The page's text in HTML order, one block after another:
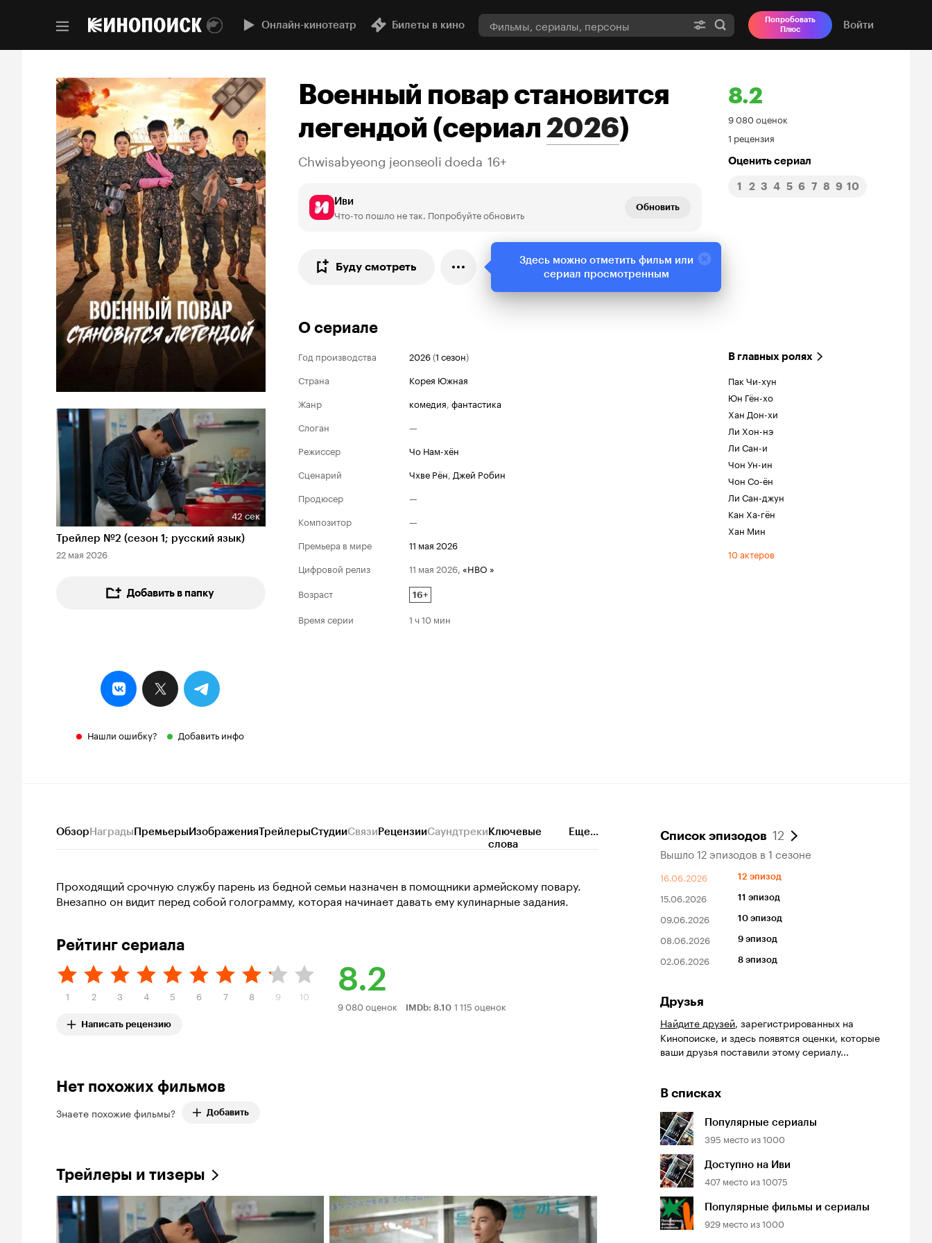
Онлайн-кинотеатр Билеты в кино
Попробовать
Плюс
Войти
Длительность 42 сек
42 сек
Трейлер №2 (сезон 1; русский язык)
22 мая 2026
Добавить в папку
Нашли ошибку? Добавить инфо
Военный повар становится
легендой (сериал2026)
Chwisabyeong jeonseoli doeda 16+
Иви
Что-то пошло не так. Попробуйте обновить
Обновить
Буду смотреть
8.2
Рейтинг
Кинопоиска
8.2
9 080 оценок
1 рецензия
Оценить сериал
1 2 3 4 5 6 7 8 9 10
О сериале
Год производства 2026(1 сезон)
Страна
Корея Южная
Жанр
комедия, фантастика
Слоган
—
Режиссер
Чо Нам-хён
Сценарий
Чхве Рён, Джей Робин
Продюсер
—
Композитор
—
Премьера в мире
11 мая 2026
Цифровой релиз
11 мая 2026, «HBO »
Возраст
16+
Время серии 1 ч 10 мин
В главных ролях
Пак Чи-хун
Юн Гён-хо
Хан Дон-хи
Ли Хон-нэ
Ли Сан-и
Чон Ун-ин
Чон Со-ён
Ли Сан-джун
Кан Ха-гён
Хан Мин
10 актеров
ОбзорНаградыПремьерыИзображенияТрейлерыСтудииСвязиРецензииСаундтрекиКлючевые
слова
Еще...
Проходящий срочную службу парень из бедной семьи назначен в помощники армейскому повару.
Внезапно он видит перед собой голограмму, которая начинает давать ему кулинарные задания.
Рейтинг сериала
1 2 3 4 5 6 7 8 9 10
Написать рецензию
8.2
Рейтинг
9 080 оценок IMDb: 8.10 1 115 оценок
Нет похожих фильмов
Знаете похожие фильмы? Добавить
Трейлеры и тизеры
Список эпизодов 12
Вышло 12 эпизодов в 1 сезоне
16.06.2026 12 эпизод
15.06.2026 11 эпизод
09.06.2026 10 эпизод
08.06.2026 9 эпизод
02.06.2026 8 эпизод
Друзья
Найдите друзей, зарегистрированных на
Кинопоиске, и здесь появятся оценки, которые
ваши друзья поставили этому сериалу...
В списках
Популярные сериалы
395 место из1000
Доступно на Иви
407 место из10075
Популярные фильмы и сериалы
929 место из1000
Здесь можно отметить фильм или
сериал просмотренным